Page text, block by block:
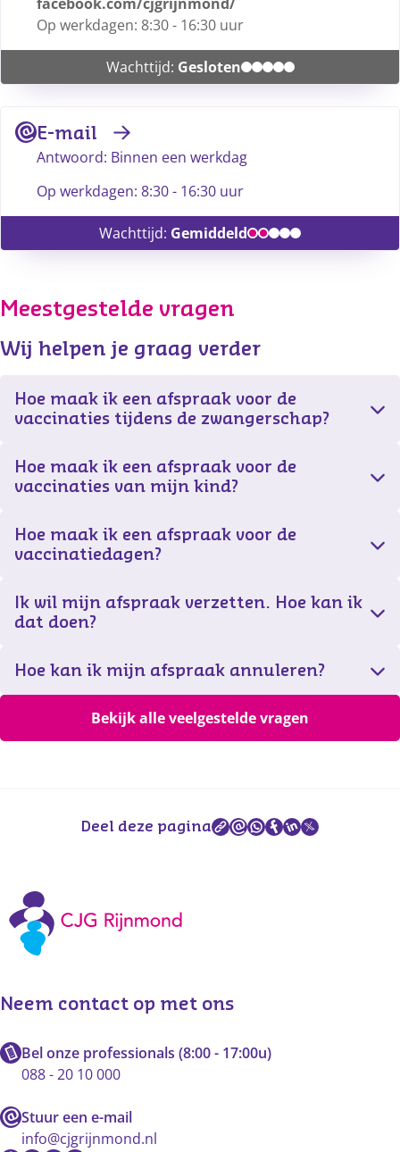
Op werkdagen: 8:30 - 16:30 uur
Wachttijd: Gesloten
E-mail
Antwoord: Binnen een werkdag
Op werkdagen: 8:30 - 16:30 uur
Wachttijd: Gemiddeld
Meestgestelde vragen
Wij helpen je graag verder
Hoe maak ik een afspraak voor de
vaccinaties tijdens de zwangerschap?
Hoe maak ik een afspraak voor de
vaccinaties van mijn kind?
Hoe maak ik een afspraak voor de
vaccinatiedagen?
Ik wil mijn afspraak verzetten. Hoe kan ik
dat doen?
Hoe kan ik mijn afspraak annuleren?
Bekijk alle veelgestelde vragen
Deel deze pagina
Vaccinaties CJG Rijnmond
Neem contact op met ons
Bel onze professionals (8:00 - 17:00u)
088 - 20 10 000
Stuur een e-mail
info@cjgrijnmond.nl